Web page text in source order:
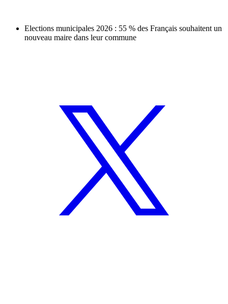
Elections municipales 2026 : 55 % des Français souhaitent un
nouveau maire dans leur commune